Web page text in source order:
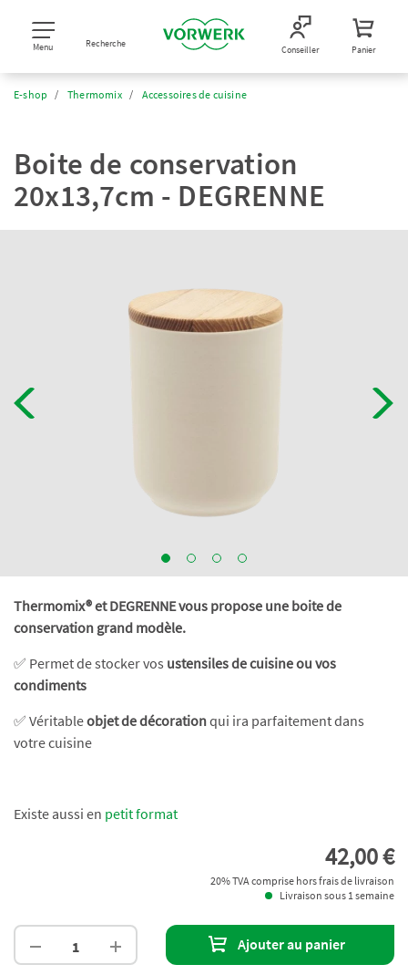
Menu Recherche Conseiller Panier
E-shop Thermomix Accessoires de cuisine
Boite de conservation
20x13,7cm - DEGRENNE
Thermomix® et DEGRENNE vous propose une boite de
conservation grand modèle.
✅ Permet de stocker vos ustensiles de cuisine ou vos
condiments
✅ Véritableobjet de décorationqui ira parfaitement dans
votre cuisine
Existe aussi en petit format
42,00 €
20% TVA comprise hors frais de livraison
Livraison sous 1 semaine
Ajouter au panier